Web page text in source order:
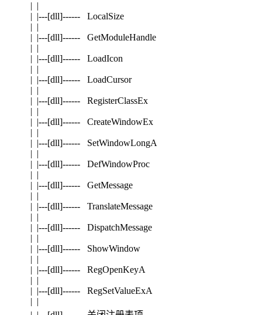
| |
| |---[dll]------ LocalSize
| |
| |---[dll]------ GetModuleHandle
| |
| |---[dll]------ LoadIcon
| |
| |---[dll]------ LoadCursor
| |
| |---[dll]------ RegisterClassEx
| |
| |---[dll]------ CreateWindowEx
| |
| |---[dll]------ SetWindowLongA
| |
| |---[dll]------ DefWindowProc
| |
| |---[dll]------ GetMessage
| |
| |---[dll]------ TranslateMessage
| |
| |---[dll]------ DispatchMessage
| |
| |---[dll]------ ShowWindow
| |
| |---[dll]------ RegOpenKeyA
| |
| |---[dll]------ RegSetValueExA
| |